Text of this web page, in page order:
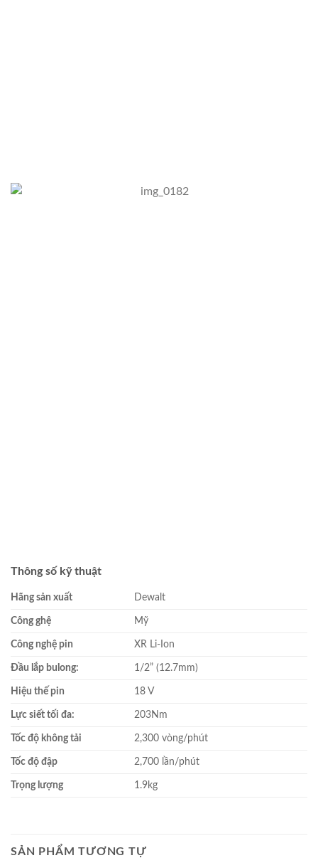
Thông số kỹ thuật
Hãng sản xuất Dewalt
Công ghệ Mỹ
Công nghệ pin XR Li-Ion
Đầu lắp bulong: 1/2” (12.7mm)
Hiệu thế pin 18 V
Lực siết tối đa: 203Nm
Tốc độ không tải 2,300 vòng/phút
Tốc độ đập 2,700 lần/phút
Trọng lượng 1.9kg
SẢN PHẨM TƯƠNG TỰ